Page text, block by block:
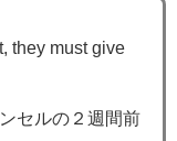
they must give
セルの２週間前